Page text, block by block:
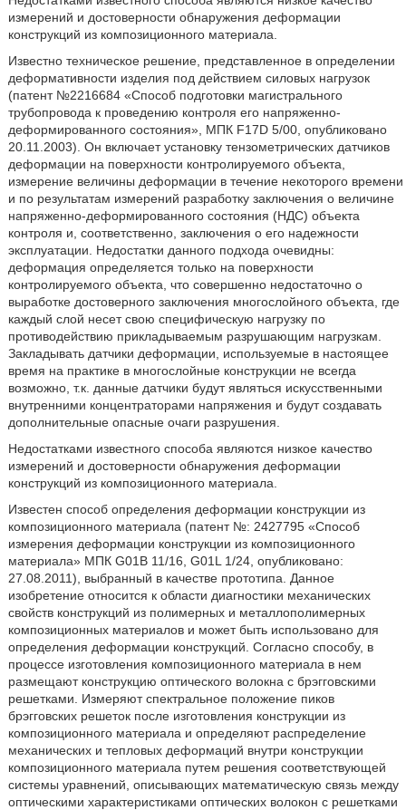
измерений и достоверности обнаружения деформации
конструкций из композиционного материала.
Известно техническое решение, представленное в определении
деформативности изделия под действием силовых нагрузок
(патент №2216684 «Способ подготовки магистрального
трубопровода к проведению контроля его напряженно-
деформированного состояния», МПК F17D 5/00, опубликовано
20.11.2003). Он включает установку тензометрических датчиков
деформации на поверхности контролируемого объекта,
измерение величины деформации в течение некоторого времени
и по результатам измерений разработку заключения о величине
напряженно-деформированного состояния (НДС) объекта
контроля и, соответственно, заключения о его надежности
эксплуатации. Недостатки данного подхода очевидны:
деформация определяется только на поверхности
контролируемого объекта, что совершенно недостаточно о
выработке достоверного заключения многослойного объекта, где
каждый слой несет свою специфическую нагрузку по
противодействию прикладываемым разрушающим нагрузкам.
Закладывать датчики деформации, используемые в настоящее
время на практике в многослойные конструкции не всегда
возможно, т.к. данные датчики будут являться искусственными
внутренними концентраторами напряжения и будут создавать
дополнительные опасные очаги разрушения.
Недостатками известного способа являются низкое качество
измерений и достоверности обнаружения деформации
конструкций из композиционного материала.
Известен способ определения деформации конструкции из
композиционного материала (патент №: 2427795 «Способ
измерения деформации конструкции из композиционного
материала» МПК G01B 11/16, G01L 1/24, опубликовано:
27.08.2011), выбранный в качестве прототипа. Данное
изобретение относится к области диагностики механических
свойств конструкций из полимерных и металлополимерных
композиционных материалов и может быть использовано для
определения деформации конструкций. Согласно способу, в
процессе изготовления композиционного материала в нем
размещают конструкцию оптического волокна с брэгговскими
решетками. Измеряют спектральное положение пиков
брэгговских решеток после изготовления конструкции из
композиционного материала и определяют распределение
механических и тепловых деформаций внутри конструкции
композиционного материала путем решения соответствующей
системы уравнений, описывающих математическую связь между
оптическими характеристиками оптических волокон с решетками